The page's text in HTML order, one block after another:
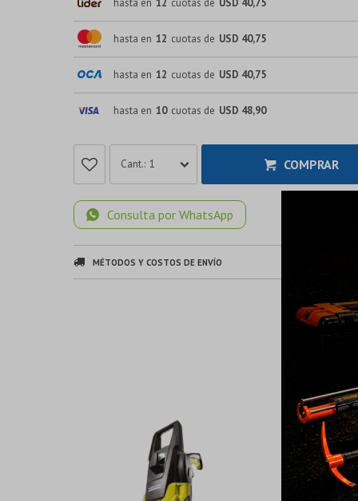
hasta en 12 cuotas de USD 40,75
hasta en 12 cuotas de USD 40,75
hasta en 10 cuotas de USD 48,90
1 COMPRAR
Consulta por WhatsApp
MÉTODOS Y COSTOS DE ENVÍO